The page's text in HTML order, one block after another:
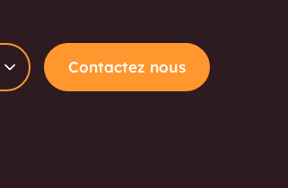
Contactez nous